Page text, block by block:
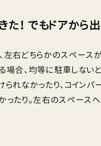
た！ でもドアから
左右どちらかのスペース
場合、均等に駐車しない
られなかったり、コインパ
ったり。左右のスペース